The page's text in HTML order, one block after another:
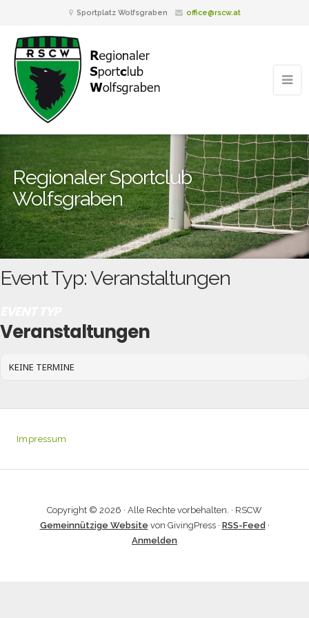
Sportplatz Wolfsgraben office@rscw.at
Regionaler Sportclub
Wolfsgraben
Event Typ: Veranstaltungen
Veranstaltungen
KEINE TERMINE
Impressum
Copyright © 2026 · Alle Rechte vorbehalten. · RSCW
Gemeinnützige Website von GivingPress · RSS-Feed ·
Anmelden